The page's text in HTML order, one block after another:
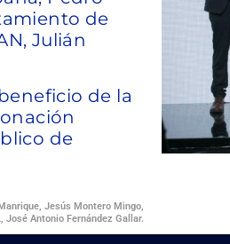
de
Julián
de la
de
Jesús Montero Mingo,
José Antonio Fernández Gallar.